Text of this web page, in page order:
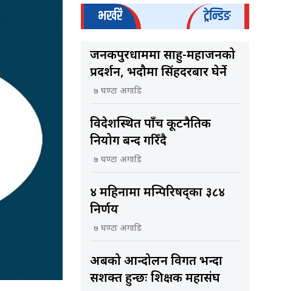
भर्खरै ट्रेन्डिङ
जनकपुरधाममा साहु-महाजनको
प्रदर्शन, भदौमा सिंहदरबार घेर्ने
७ घण्टा अगाडि
विदेशस्थित पाँच कूटनैतिक
नियोग बन्द गरिँदै
७ घण्टा अगाडि
४ महिनामा मन्त्रिपरिषद्का ३८४
निर्णय
७ घण्टा अगाडि
अबको आन्दोलन विगत भन्दा
सशक्त हुन्छः शिक्षक महासंघ